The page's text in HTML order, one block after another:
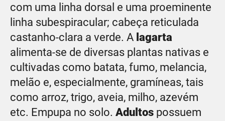
com uma linha dorsal e uma proeminente
linha subespiracular; cabeça reticulada
castanho-clara a verde. A lagarta
alimenta-se de diversas plantas nativas e
cultivadas como batata, fumo, melancia,
melão e, especialmente, gramíneas, tais
como arroz, trigo, aveia, milho, azevém
etc. Empupa no solo. Adultos possuem